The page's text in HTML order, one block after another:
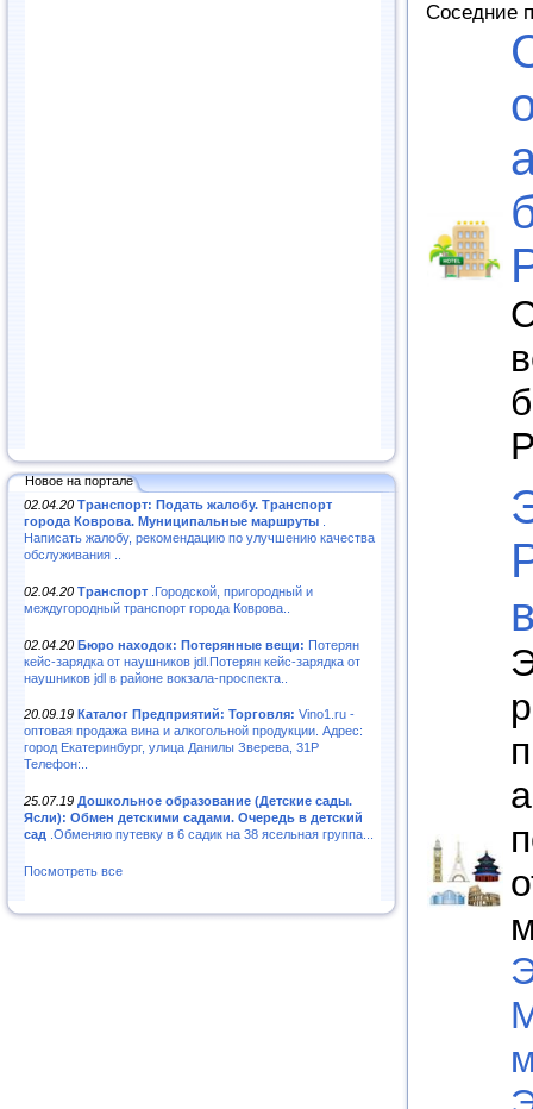
Новое на портале
02.04.20 Транспорт: Подать жалобу. Транспорт
города Коврова. Муниципальные маршруты
Написать жалобу, рекомендацию по улучшению качества
обслуживания ..
02.04.20 Транспорт .Городской, пригородный и
междугородный транспорт города Коврова..
02.04.20 Бюро находок: Потерянные вещи: Потерян
кейс-зарядка от наушников jdl.Потерян кейс-зарядка от
наушников jdl в районе вокзала-проспекта..
20.09.19 Каталог Предприятий: Торговля: Vino1.ru -
оптовая продажа вина и алкогольной продукции. Адрес:
город Екатеринбург, улица Данилы Зверева, 31Р
Телефон:..
25.07.19 Дошкольное образование (Детские сады.
Ясли): Обмен детскими садами. Очередь в детский
сад .Обменяю путевку в 6 садик на 38 ясельная группа...
Посмотреть все
Соседние